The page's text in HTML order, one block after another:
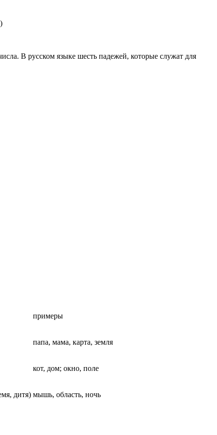
В русском языке шесть падежей, которые служат для
примеры
папа, мама, карта, земля
кот, дом; окно, поле
дитя) мышь, область, ночь